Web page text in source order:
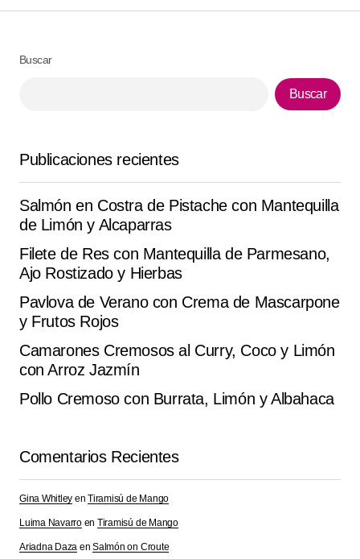
Me sorprendió el sabor .
Nos encantó el resultado esta de ‘Ensalada de
Garbanzos y Pepino’.
Pelayo Pellicer
agosto 8, 2025 at 8:36 pm
Tu dirección de correo electrónico no será
marcados con *
Comment
Your Name*
Alternative:
Buscar
Buscar
Publicaciones recientes
Salmón en Costra de Pistache con Mantequilla
de Limón y Alcaparras
Filete de Res con Mantequilla de Parmesano,
Ajo Rostizado y Hierbas
Pavlova de Verano con Crema de Mascarpone
y Frutos Rojos
Camarones Cremosos al Curry, Coco y Limón
con Arroz Jazmín
Pollo Cremoso con Burrata, Limón y Albahaca
Comentarios Recientes
Gina Whitley enTiramisú de Mango
Luima Navarroen Tiramisú de Mango
Ariadna Daza enSalmón on Croute